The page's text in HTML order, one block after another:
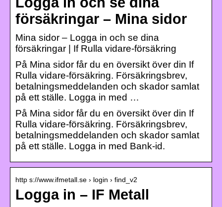
försäkringar – Mina sidor
Mina sidor – Logga in och se dina
försäkringar | If Rulla vidare-försäkring
På Mina sidor får du en översikt över din If
Rulla vidare-försäkring. Försäkringsbrev,
betalningsmeddelanden och skador samlat
på ett ställe. Logga in med …
På Mina sidor får du en översikt över din If
Rulla vidare-försäkring. Försäkringsbrev,
betalningsmeddelanden och skador samlat
på ett ställe. Logga in med Bank-id.
http s://www.ifmetall.se › login › find_v2
Logga in – IF Metall